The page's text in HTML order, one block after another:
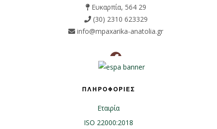
Ευκαρπία, 564 29
(30) 2310 623329
info@mpaxarika-anatolia.gr
ΠΛΗΡΟΦΟΡΙΕΣ
Εταιρία
ISO 22000:2018